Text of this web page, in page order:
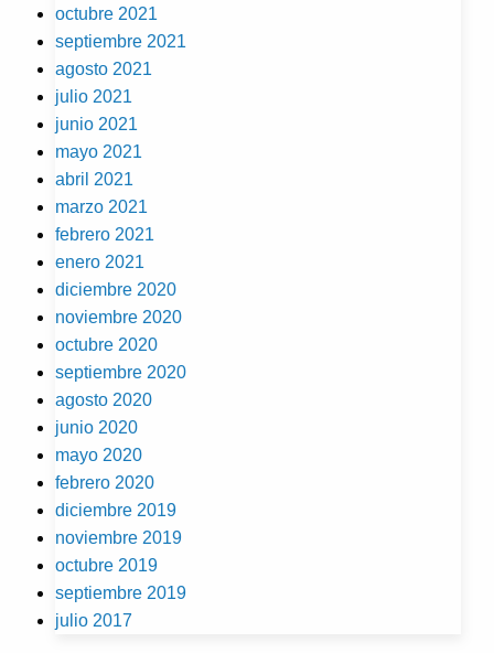
octubre 2021
septiembre 2021
agosto 2021
julio 2021
junio 2021
mayo 2021
abril 2021
marzo 2021
febrero 2021
enero 2021
diciembre 2020
noviembre 2020
octubre 2020
septiembre 2020
agosto 2020
junio 2020
mayo 2020
febrero 2020
diciembre 2019
noviembre 2019
octubre 2019
septiembre 2019
julio 2017